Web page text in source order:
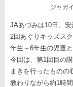
ジャガ
JAあづみは10日、
2回あぐりキッズス
年生～6年生の児童
今回は、第1回目の
まきを行ったものの
教わりながら約1時